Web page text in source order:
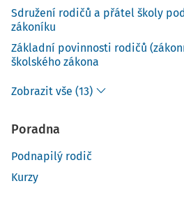
Sdružení rodičů a přátel školy
zákoníku
Základní povinnosti rodičů
školského zákona
Zobrazit vše (13)
Poradna
Podnapilý rodič
Kurzy